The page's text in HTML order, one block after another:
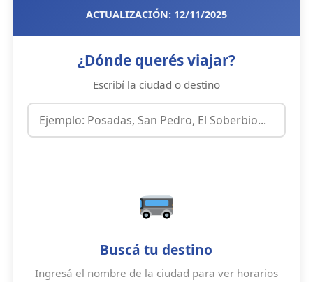
ACTUALIZACIÓN: 12/11/2025
¿Dónde querés viajar?
Escribí la ciudad o destino
Buscá tu destino
Ingresá el nombre de la ciudad para ver horarios